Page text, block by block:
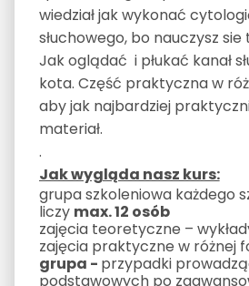
wiedział jak wykonać
słuchowego, bo nauczysz
Jak oglądać i płukać kanał
kota. Część praktyczna w
aby jak najbardziej
materiał.
.
Jak wygląda nasz kurs:
grupa szkoleniowa każdego
liczy max. 12 osób
zajęcia teoretyczne –
zajęcia praktyczne w różnej
grupa - przypadki
podstawowych po